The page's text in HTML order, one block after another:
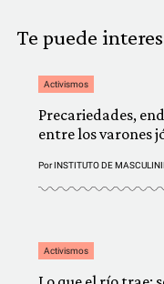
Te puede
Activismos
Precariedades,
entre los varones
PorINSTITUTO DE
Activismos